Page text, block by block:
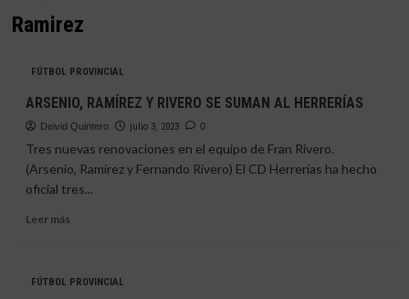
Ramirez
FÚTBOL PROVINCIAL
ARSENIO, RAMÍREZ Y RIVERO SE SUMAN AL HERRERÍAS
Deivid Quintero julio 3, 2023 0
Tres nuevas renovaciones en el equipo de Fran Rivero.
(Arsenio, Ramírez y Fernando Rivero) El CD Herrerías ha hecho
oficial tres...
Leer másLeer
RAMÍREZ
FÚTBOL PROVINCIAL